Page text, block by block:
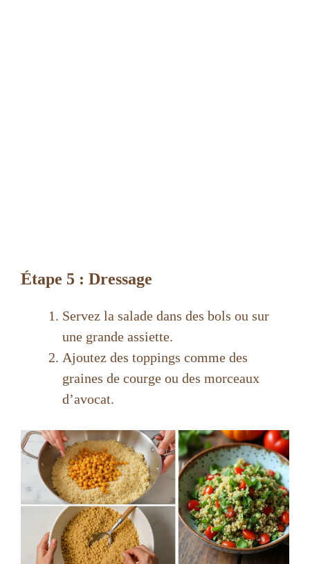
Étape 5 : Dressage
Servez la salade dans des bols ou sur
une grande assiette.
Ajoutez des toppings comme des
graines de courge ou des morceaux
d’avocat.